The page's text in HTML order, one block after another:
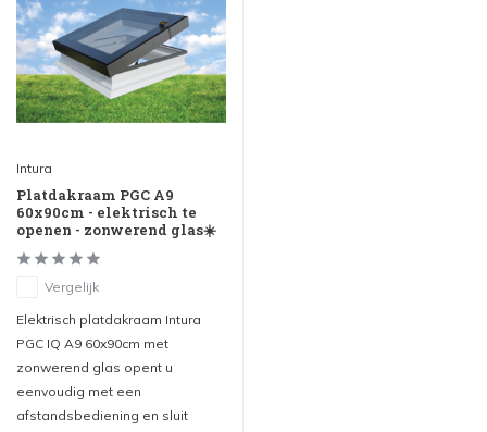
Intura
Platdakraam PGC A9
60x90cm - elektrisch te
openen - zonwerend glas☀️
Vergelijk
Elektrisch platdakraam Intura
PGC IQ A9 60x90cm met
zonwerend glas opent u
eenvoudig met een
afstandsbediening en sluit